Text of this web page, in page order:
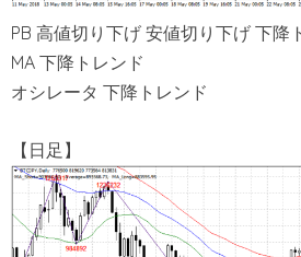
PB 高値切り下げ 安値切り下げ 下降
MA 下降トレンド
オシレータ 下降トレンド
【日足】